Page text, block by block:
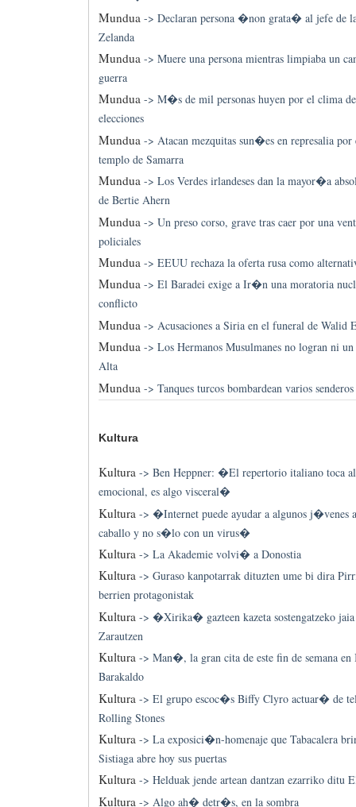
Mundua -> Declaran persona �non grata� al jefe de
Zelanda
Mundua-> Muere una persona mientras limpiaba un
guerra
Mundua-> M�s de mil personas huyen por el clima
elecciones
Mundua -> Atacan mezquitas sun�es en represalia
templo de Samarra
Mundua-> Los Verdes irlandeses dan la mayor�a
de Bertie Ahern
Mundua -> Un preso corso, grave tras caer por una
policiales
Mundua-> EEUU rechaza la oferta rusa como
Mundua-> El Baradei exige a Ir�n una moratoria
conflicto
Mundua -> Acusaciones a Siria en el funeral de Walid
Mundua-> Los Hermanos Musulmanes no logran ni
Alta
Mundua -> Tanques turcos bombardean varios
Kultura
Kultura-> Ben Heppner: �El repertorio italiano toca
emocional, es algo visceral�
Kultura -> �Internet puede ayudar a algunos j�venes
caballo y no s�lo con un virus�
Kultura-> La Akademie volvi� a Donostia
Kultura-> Guraso kanpotarrak dituzten ume bi dira
berrien protagonistak
Kultura-> �Xirika� gazteen kazeta sostengatzeko
Zarautzen
Kultura-> Man�, la gran cita de este fin de semana
Barakaldo
Kultura -> El grupo escoc�s Biffy Clyro actuar� de
Rolling Stones
Kultura-> La exposici�n-homenaje que Tabacalera
Sistiaga abre hoy sus puertas
Kultura-> Helduak jende artean dantzan ezarriko ditu
Kultura-> Algo ah� detr�s, en la sombra